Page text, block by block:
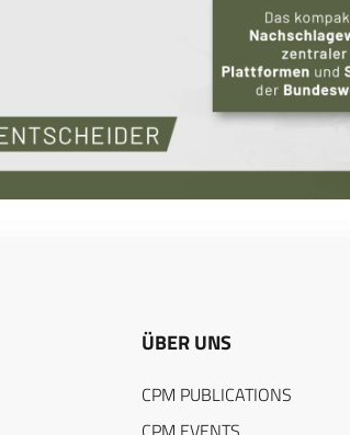
ÜBER UNS
CPM PUBLICATIONS